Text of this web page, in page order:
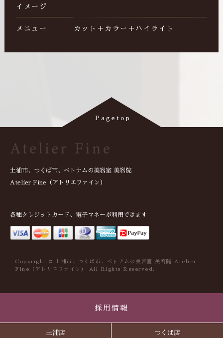
イメージ
メニュー カット＋カラー＋ハイライト
土浦市、つくば市、ベトナムの美容室 美容院
Atelier Fine（アトリエファイン）
各種クレジットカード、電子マネーが利用できます
Copyright © 土浦市、つくば市、ベトナムの美容室 美容院 Atelier
Fine（アトリエファイン） All Rights Reserved.
採用情報
土浦店 つくば店